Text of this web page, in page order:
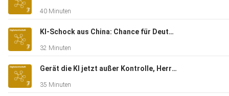
40 Minuten
KI-Schock aus China: Chance für Deutschland?
32 Minuten
Gerät die KI jetzt außer Kontrolle, Herr Krüger?
35 Minuten